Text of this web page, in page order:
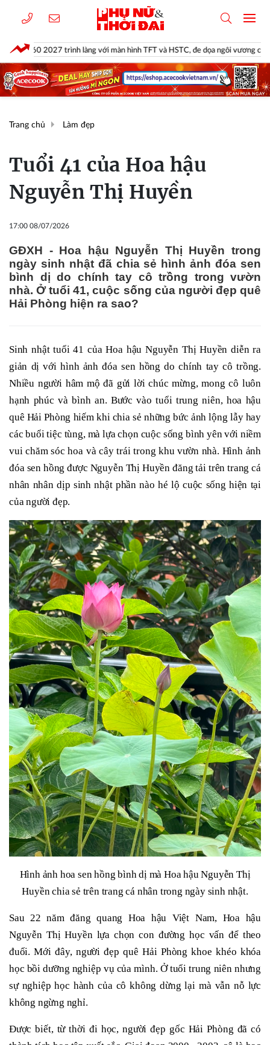
trình làng với màn hình TFT và HSTC, đe dọa ngôi vương của Yamaha NVX
Trang chủ Làm đẹp
Tuổi 41 của Hoa hậu
Nguyễn Thị Huyền
17:00 08/07/2026
GĐXH - Hoa hậu Nguyễn Thị Huyền trong
ngày sinh nhật đã chia sẻ hình ảnh đóa sen
bình dị do chính tay cô trồng trong vườn
nhà. Ở tuổi 41, cuộc sống của người đẹp quê
Hải Phòng hiện ra sao?
Sinh nhật tuổi 41 của Hoa hậu Nguyễn Thị Huyền diễn ra
giản dị với hình ảnh đóa sen hồng do chính tay cô trồng.
Nhiều người hâm mộ đã gửi lời chúc mừng, mong cô luôn
hạnh phúc và bình an. Bước vào tuổi trung niên, hoa hậu
quê Hải Phòng hiếm khi chia sẻ những bức ảnh lộng lẫy hay
các buổi tiệc tùng, mà lựa chọn cuộc sống bình yên với niềm
vui chăm sóc hoa và cây trái trong khu vườn nhà. Hình ảnh
đóa sen hồng được Nguyễn Thị Huyền đăng tải trên trang cá
nhân nhân dịp sinh nhật phần nào hé lộ cuộc sống hiện tại
của người đẹp.
Hình ảnh hoa sen hồng bình dị mà Hoa hậu Nguyễn Thị
Huyền chia sẻ trên trang cá nhân trong ngày sinh nhật.
Sau 22 năm đăng quang Hoa hậu Việt Nam, Hoa hậu
Nguyễn Thị Huyền lựa chọn con đường học vấn để theo
đuổi. Mới đây, người đẹp quê Hải Phòng khoe khéo khóa
học bồi dưỡng nghiệp vụ của mình. Ở tuổi trung niên nhưng
sự nghiệp học hành của cô không dừng lại mà vẫn nỗ lực
không ngừng nghỉ.
Được biết, từ thời đi học, người đẹp gốc Hải Phòng đã có